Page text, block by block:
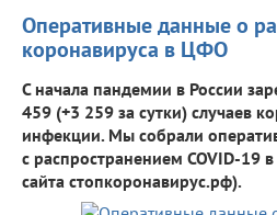
Оперативные данные о
коронавируса в ЦФО
С начала пандемии в России
459 (+3 259 за сутки) случаев
инфекции. Мы собрали
с распространением COVID-
сайта стопкоронавирус.рф).